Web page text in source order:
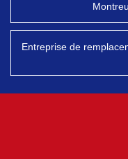
Entreprise de